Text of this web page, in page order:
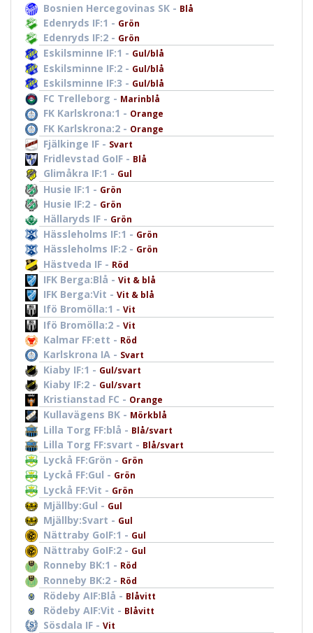
Bosnien Hercegovinas SK - Blå
Edenryds IF:1 - Grön
Edenryds IF:2 - Grön
Eskilsminne IF:1 - Gul/blå
Eskilsminne IF:2 - Gul/blå
Eskilsminne IF:3 - Gul/blå
FC Trelleborg - Marinblå
FK Karlskrona:1 - Orange
FK Karlskrona:2 - Orange
Fjälkinge IF - Svart
Fridlevstad GoIF - Blå
Glimåkra IF:1 - Gul
Husie IF:1 - Grön
Husie IF:2 - Grön
Hällaryds IF - Grön
Hässleholms IF:1 - Grön
Hässleholms IF:2 - Grön
Hästveda IF - Röd
IFK Berga:Blå - Vit & blå
IFK Berga:Vit - Vit & blå
Ifö Bromölla:1 - Vit
Ifö Bromölla:2 - Vit
Kalmar FF:ett - Röd
Karlskrona IA - Svart
Kiaby IF:1 - Gul/svart
Kiaby IF:2 - Gul/svart
Kristianstad FC - Orange
Kullavägens BK - Mörkblå
Lilla Torg FF:blå - Blå/svart
Lilla Torg FF:svart - Blå/svart
Lyckå FF:Grön - Grön
Lyckå FF:Gul - Grön
Lyckå FF:Vit - Grön
Mjällby:Gul - Gul
Mjällby:Svart - Gul
Nättraby GoIF:1 - Gul
Nättraby GoIF:2 - Gul
Ronneby BK:1 - Röd
Ronneby BK:2 - Röd
Rödeby AIF:Blå - Blåvitt
Rödeby AIF:Vit - Blåvitt
Sösdala IF - Vit